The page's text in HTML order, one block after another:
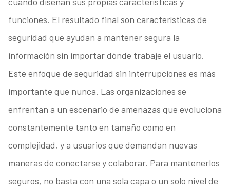
funciones. El resultado final son características de
seguridad que ayudan a mantener segura la
información sin importar dónde trabaje el usuario.
Este enfoque de seguridad sin interrupciones es más
importante que nunca. Las organizaciones se
enfrentan a un escenario de amenazas que evoluciona
constantemente tanto en tamaño como en
complejidad, y a usuarios que demandan nuevas
maneras de conectarse y colaborar. Para mantenerlos
seguros, no basta con una sola capa o un solo nivel de